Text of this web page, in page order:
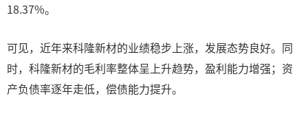
18.37%。
可见，近年来科隆新材的业绩稳步上涨，发展态势良好。同
时，科隆新材的毛利率整体呈上升趋势，盈利能力增强；资
产负债率逐年走低，偿债能力提升。